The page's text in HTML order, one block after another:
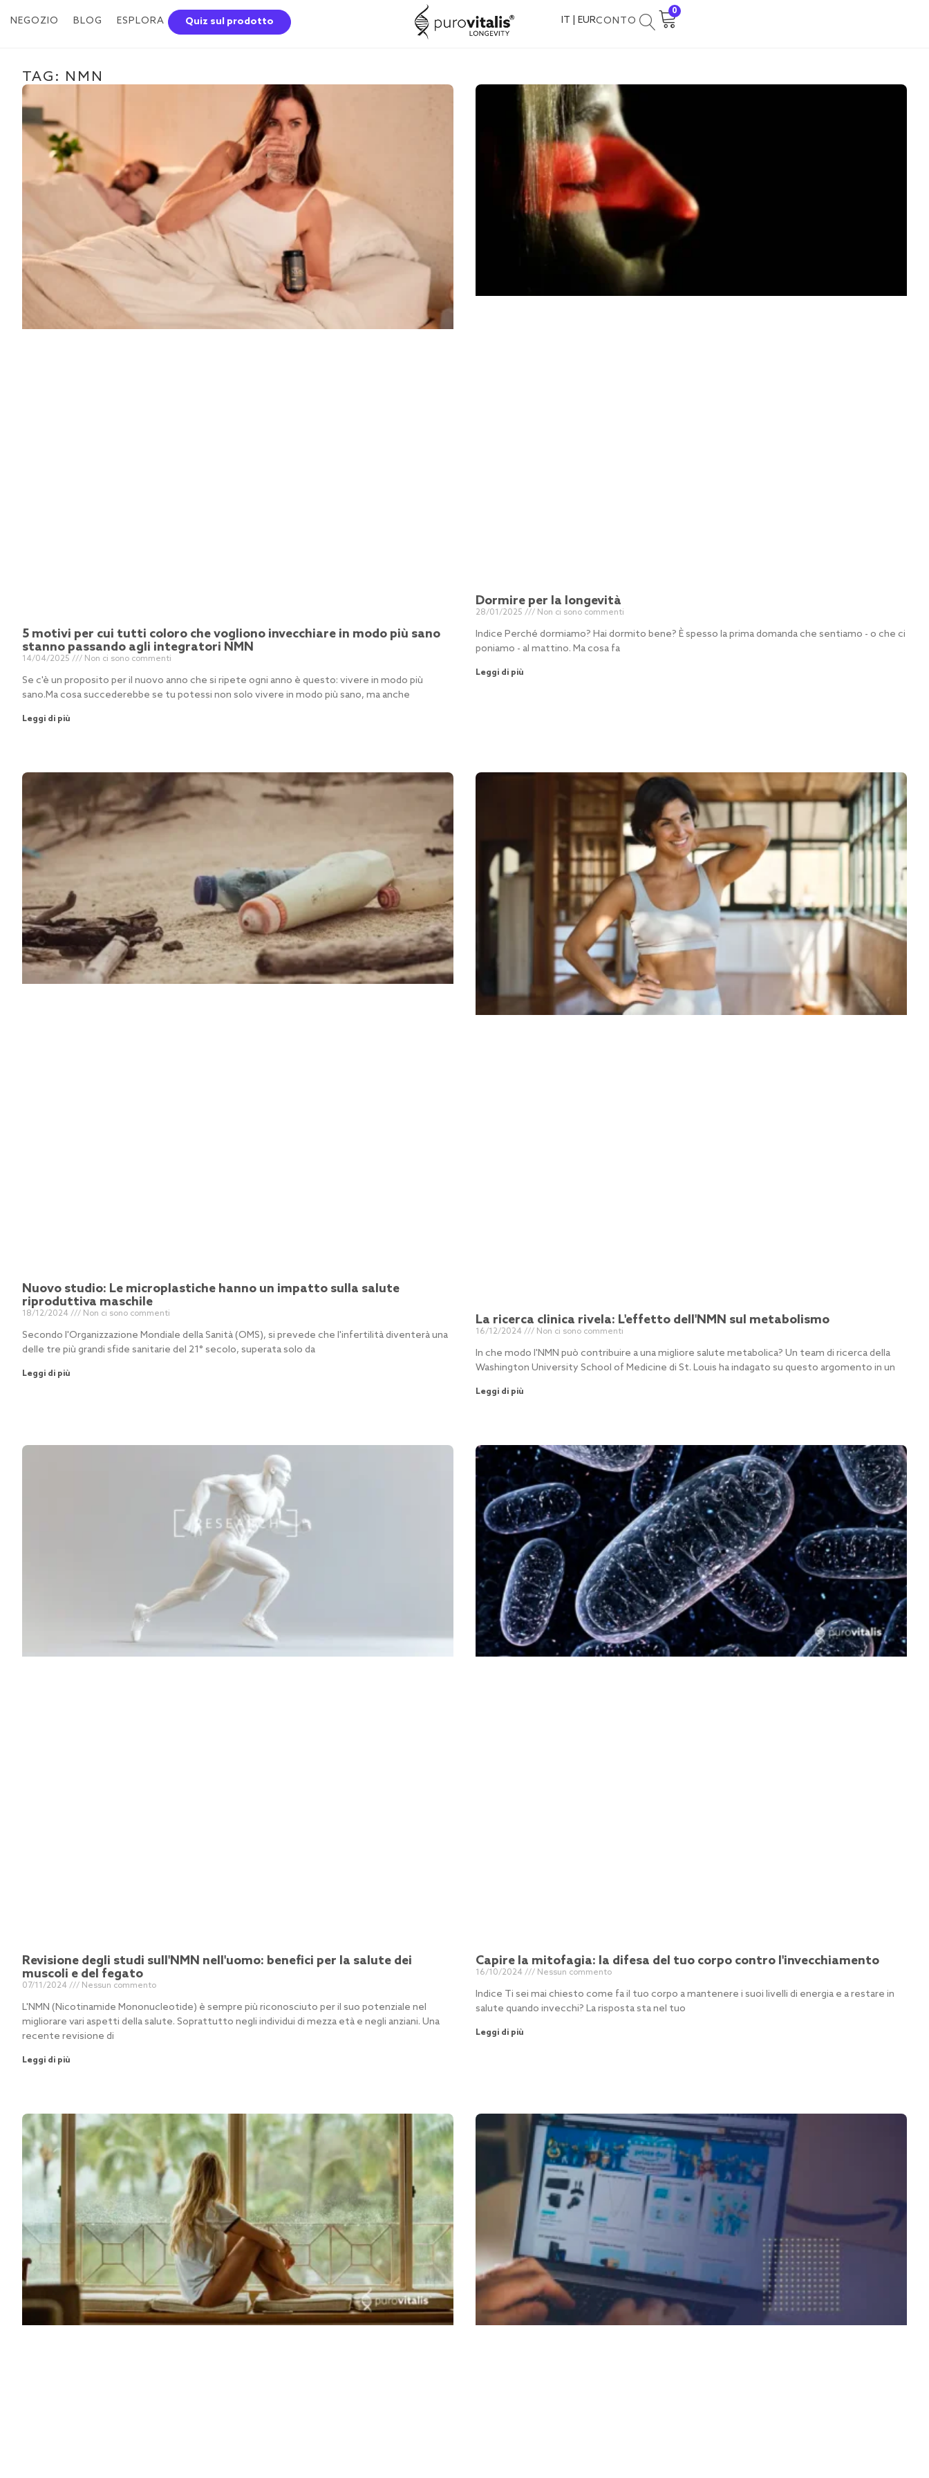
NEGOZIO BLOG ESPLORA Quiz sul prodotto IT | EURCONTO
0
TAG: NMN
5 motivi per cui tutti coloro che vogliono invecchiare in modo più sano
stanno passando agli integratori NMN
14/04/2025 Non ci sono commenti
Se c'è un proposito per il nuovo anno che si ripete ogni anno è questo: vivere in modo più
sano.Ma cosa succederebbe se tu potessi non solo vivere in modo più sano, ma anche
Leggi di più
Dormire per la longevità
28/01/2025 Non ci sono commenti
Indice Perché dormiamo? Hai dormito bene? È spesso la prima domanda che sentiamo - o che ci
poniamo - al mattino. Ma cosa fa
Leggi di più
Nuovo studio: Le microplastiche hanno un impatto sulla salute
riproduttiva maschile
18/12/2024 Non ci sono commenti
Secondo l'Organizzazione Mondiale della Sanità (OMS), si prevede che l'infertilità diventerà una
delle tre più grandi sfide sanitarie del 21° secolo, superata solo da
Leggi di più
La ricerca clinica rivela: L'effetto dell'NMN sul metabolismo
16/12/2024 Non ci sono commenti
In che modo l'NMN può contribuire a una migliore salute metabolica? Un team di ricerca della
Washington University School of Medicine di St. Louis ha indagato su questo argomento in un
Leggi di più
Revisione degli studi sull'NMN nell'uomo: benefici per la salute dei
muscoli e del fegato
07/11/2024 Nessun commento
L'NMN (Nicotinamide Mononucleotide) è sempre più riconosciuto per il suo potenziale nel
migliorare vari aspetti della salute. Soprattutto negli individui di mezza età e negli anziani. Una
recente revisione di
Leggi di più
Capire la mitofagia: la difesa del tuo corpo contro l'invecchiamento
16/10/2024 Nessun commento
Indice Ti sei mai chiesto come fa il tuo corpo a mantenere i suoi livelli di energia e a restare in
salute quando invecchi? La risposta sta nel tuo
Leggi di più